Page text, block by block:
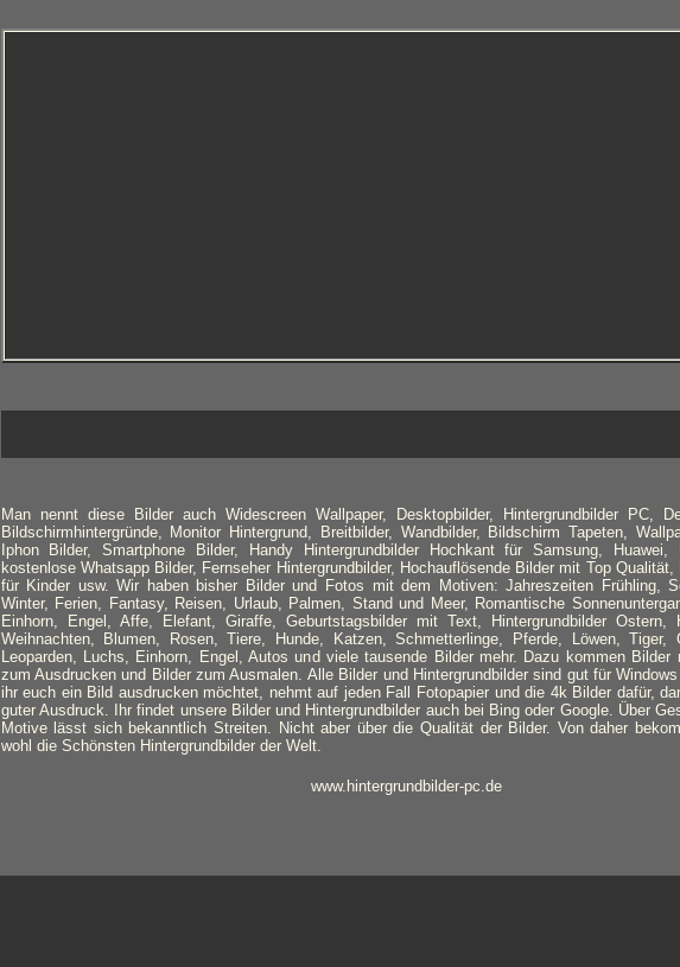
Man nennt diese Bilder auch Widescreen Wallpaper, Desktopbilder, Hintergrundbilder PC,
Bildschirmhintergründe, Monitor Hintergrund, Breitbilder, Wandbilder, Bildschirm Tapeten,
Iphon Bilder, Smartphone Bilder, Handy Hintergrundbilder Hochkant für Samsung, Huawei,
kostenlose Whatsapp Bilder, Fernseher Hintergrundbilder, Hochauflösende Bilder mit Top
für Kinder usw. Wir haben bisher Bilder und Fotos mit dem Motiven: Jahreszeiten Frühling,
Winter, Ferien, Fantasy, Reisen, Urlaub, Palmen, Stand und Meer, Romantische
Einhorn, Engel, Affe, Elefant, Giraffe, Geburtstagsbilder mit Text, Hintergrundbilder Ostern,
Weihnachten, Blumen, Rosen, Tiere, Hunde, Katzen, Schmetterlinge, Pferde, Löwen, Tiger,
Leoparden, Luchs, Einhorn, Engel, Autos und viele tausende Bilder mehr. Dazu kommen Bilder
zum Ausdrucken und Bilder zum Ausmalen. Alle Bilder und Hintergrundbilder sind gut für
ihr euch ein Bild ausdrucken möchtet, nehmt auf jeden Fall Fotopapier und die 4k Bilder dafür,
guter Ausdruck. Ihr findet unsere Bilder und Hintergrundbilder auch bei Bing oder Google. Über
Motive lässt sich bekanntlich Streiten. Nicht aber über die Qualität der Bilder. Von daher
wohl die Schönsten Hintergrundbilder der Welt.
www.hintergrundbilder-pc.de